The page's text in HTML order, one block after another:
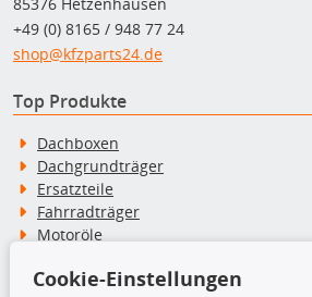
+49 (0) 8165 / 948 77 24
shop@kfzparts24.de
Top Produkte
Dachboxen
Dachgrundträger
Ersatzteile
Fahrradträger
Motoröle
Schneeketten
Cookie-Einstellungen